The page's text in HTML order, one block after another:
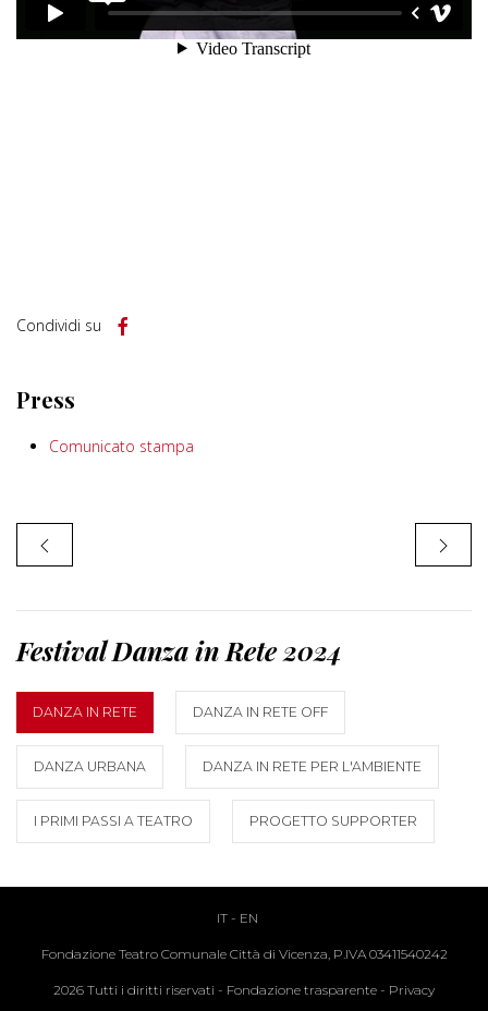
Condividi su
Press
Comunicato stampa
Festival Danza in Rete 2024
DANZA IN RETE DANZA IN RETE OFF
DANZA URBANA DANZA IN RETE PER L'AMBIENTE
I PRIMI PASSI A TEATRO PROGETTO SUPPORTER
IT - EN
Fondazione Teatro Comunale Città di Vicenza, P.IVA 03411540242
2026 Tutti i diritti riservati - Fondazione trasparente - Privacy